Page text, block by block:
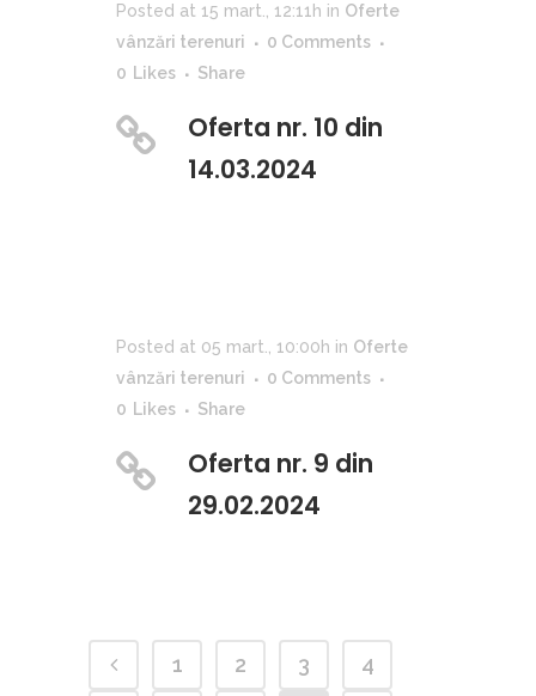
Posted at 15 mart., 12:11h in Oferte
vânzări terenuri
0 Comments
0 Likes Share
Oferta nr. 10 din
14.03.2024
Posted at 05 mart., 10:00h in Oferte
vânzări terenuri
0 Comments
0 Likes Share
Oferta nr. 9 din
29.02.2024
1 2 3 4